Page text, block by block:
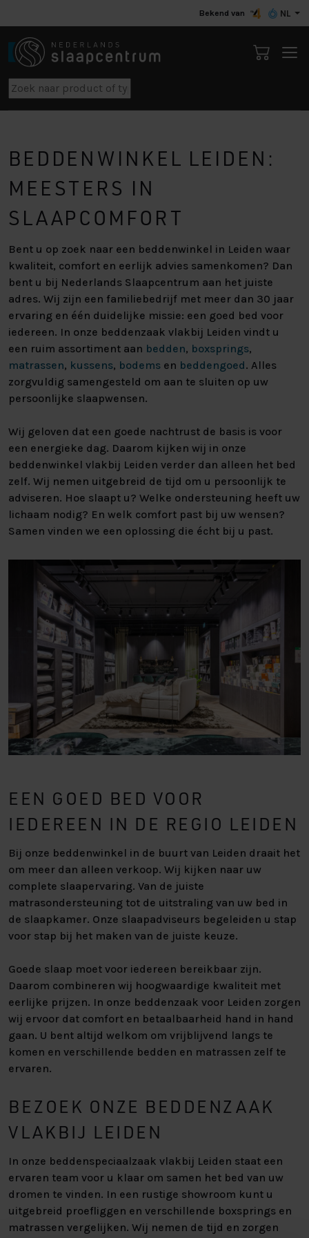
Bekend van NL
BEDDENWINKEL LEIDEN:
MEESTERS IN
SLAAPCOMFORT
Bent u op zoek naar een beddenwinkel in Leiden waar
kwaliteit, comfort en eerlijk advies samenkomen? Dan
bent u bij Nederlands Slaapcentrum aan het juiste
adres. Wij zijn een familiebedrijf met meer dan 30 jaar
ervaring en één duidelijke missie: een goed bed voor
iedereen. In onze beddenzaak vlakbij Leiden vindt u
een ruim assortiment aan bedden, boxsprings,
matrassen, kussens, bodems en beddengoed. Alles
zorgvuldig samengesteld om aan te sluiten op uw
persoonlijke slaapwensen.
Wij geloven dat een goede nachtrust de basis is voor
een energieke dag. Daarom kijken wij in onze
beddenwinkel vlakbij Leiden verder dan alleen het bed
zelf. Wij nemen uitgebreid de tijd om u persoonlijk te
adviseren. Hoe slaapt u? Welke ondersteuning heeft uw
lichaam nodig? En welk comfort past bij uw wensen?
Samen vinden we een oplossing die écht bij u past.
EEN GOED BED VOOR
IEDEREEN IN DE REGIO LEIDEN
Bij onze beddenwinkel in de buurt van Leiden draait het
om meer dan alleen verkoop. Wij kijken naar uw
complete slaapervaring. Van de juiste
matrasondersteuning tot de uitstraling van uw bed in
de slaapkamer. Onze slaapadviseurs begeleiden u stap
voor stap bij het maken van de juiste keuze.
Goede slaap moet voor iedereen bereikbaar zijn.
Daarom combineren wij hoogwaardige kwaliteit met
eerlijke prijzen. In onze beddenzaak voor Leiden zorgen
wij ervoor dat comfort en betaalbaarheid hand in hand
gaan. U bent altijd welkom om vrijblijvend langs te
komen en verschillende bedden en matrassen zelf te
ervaren.
BEZOEK ONZE BEDDENZAAK
VLAKBIJ LEIDEN
In onze beddenspeciaalzaak vlakbij Leiden staat een
ervaren team voor u klaar om samen het bed van uw
dromen te vinden. In een rustige showroom kunt u
uitgebreid proefliggen en verschillende boxsprings en
matrassen vergelijken. Wij nemen de tijd en zorgen